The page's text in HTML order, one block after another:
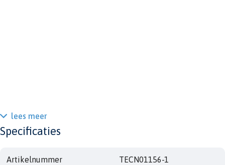
lees meer
Specificaties
Artikelnummer TECN01156-1